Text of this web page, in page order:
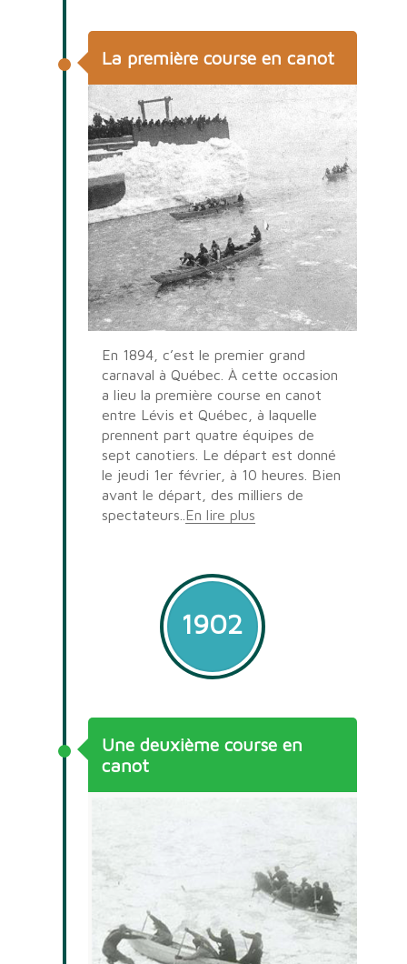
La première course en canot
En 1894, c’est le premier grand
carnaval à Québec. À cette occasion
a lieu la première course en canot
entre Lévis et Québec, à laquelle
prennent part quatre équipes de
sept canotiers. Le départ est donné
le jeudi 1er février, à 10 heures. Bien
avant le départ, des milliers de
spectateurs.. En lire plus
1902
Une deuxième course en
canot